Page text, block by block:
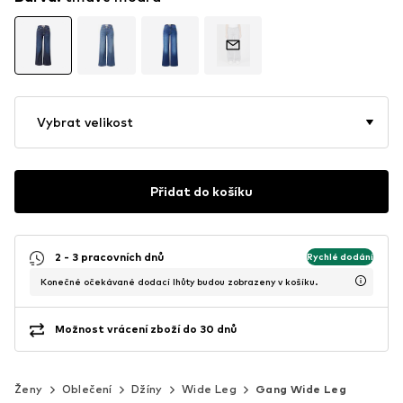
Vybrat velikost
Přidat do košíku
2 - 3 pracovních dnů Rychlé dodání
Konečné očekávané dodací lhůty budou zobrazeny v košíku.
Možnost vrácení zboží do 30 dnů
Ženy Oblečení Džíny Wide Leg Gang Wide Leg